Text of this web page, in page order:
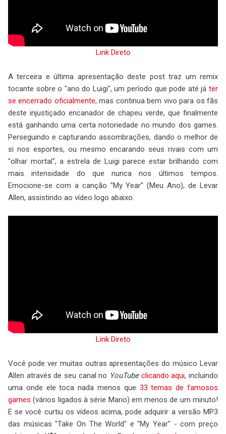
Link Direto
A terceira e última apresentação deste post traz um remix
tocante sobre o "ano do Luigi", um período que pode até já ter
se encerrado oficialmente, mas continua bem vivo para os fãs
deste injustiçado encanador de chapeu verde, que finalmente
está ganhando uma certa notoriedade no mundo dos games.
Perseguindo e capturando assombrações, dando o melhor de
si nos esportes, ou mesmo encarando seus rivais com um
"olhar mortal", a estrela de Luigi parece estar brilhando com
mais intensidade do que nunca nos últimos tempos.
Emocione-se com a canção "My Year" (Meu Ano), de Levar
Allen, assistindo ao vídeo logo abaixo.
Link Direto
Você pode ver muitas outras apresentações do músico Levar
Allen através de seu canal no YouTube clicando aqui, incluindo
uma onde ele toca nada menos que 33 temas de famosos
games (vários ligados à série Mario) em menos de um minuto!
E se você curtiu os vídeos acima, pode adquirir a versão MP3
das músicas "Take On The World" e "My Year" - com preço